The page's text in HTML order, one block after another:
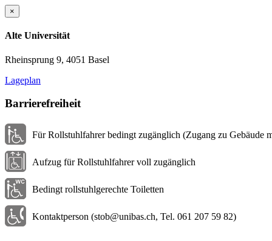
×
Alte Universität
Rheinsprung 9, 4051 Basel
Lageplan
Barrierefreiheit
Für Rollstuhlfahrer bedingt zugänglich (Zugang zu Gebäude
Aufzug für Rollstuhlfahrer voll zugänglich
Bedingt rollstuhlgerechte Toiletten
Kontaktperson (stob@unibas.ch, Tel. 061 207 59 82)